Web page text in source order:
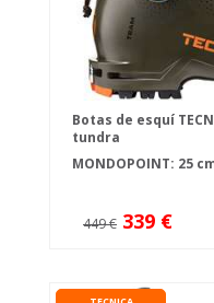
Botas de esquí
tundra
MONDOPOINT: 25
449 € 339 €